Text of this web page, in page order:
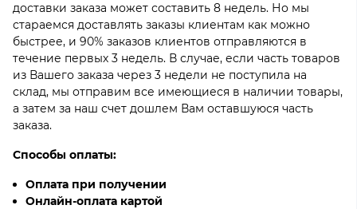
доставки заказа может составить 8 недель. Но мы
стараемся доставлять заказы клиентам как можно
быстрее, и 90% заказов клиентов отправляются в
течение первых 3 недель. В случае, если часть товаров
из Вашего заказа через 3 недели не поступила на
склад, мы отправим все имеющиеся в наличии товары,
а затем за наш счет дошлем Вам оставшуюся часть
заказа.
Способы оплаты:
Оплата при получении
Онлайн-оплата картой